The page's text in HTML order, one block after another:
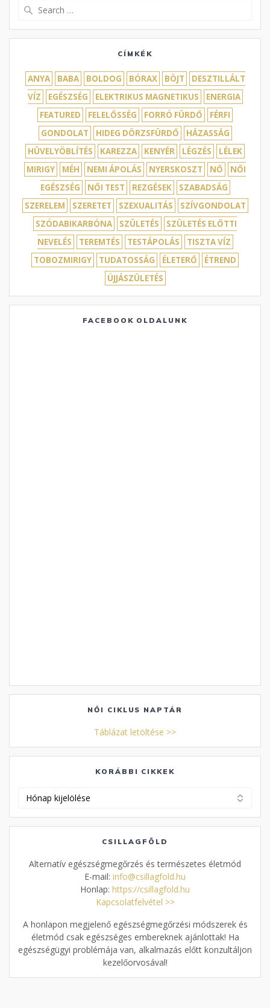
CÍMKÉK
ANYA BABA BOLDOG BÓRAX BÖJT
DESZTILLÁLT
VÍZ
EGÉSZSÉG ELEKTRIKUS MAGNETIKUS
ENERGIA
FEATURED
FELELŐSSÉG FORRÓ FÜRDŐ
FÉRFI
GONDOLAT
HIDEG DÖRZSFÜRDŐ
HÁZASSÁG
HÜVELYÖBLÍTÉS
KAREZZA KENYÉR LÉGZÉS
LÉLEK
MIRIGY
MÉH NEMI ÁPOLÁS NYERSKOSZT NŐ
NŐI
EGÉSZSÉG
NŐI TEST REZGÉSEK
SZABADSÁG
SZERELEM
SZERETET SZEXUALITÁS
SZÍVGONDOLAT
SZÓDABIKARBÓNA
SZÜLETÉS
SZÜLETÉS ELŐTTI
NEVELÉS
TEREMTÉS TESTÁPOLÁS
TISZTA VÍZ
TOBOZMIRIGY
TUDATOSSÁG ÉLETERŐ
ÉTREND
ÚJJÁSZÜLETÉS
FACEBOOK OLDALUNK
NŐI CIKLUS NAPTÁR
Táblázat letöltése >>
KORÁBBI CIKKEK
CSILLAGFÖLD
Alternatív egészségmegőrzés és természetes életmód
E-mail: info@csillagfold.hu
Honlap: https://csillagfold.hu
Kapcsolatfelvétel >>
A honlapon megjelenő egészségmegőrzési módszerek és
életmód csak egészséges embereknek ajánlottak! Ha
egészségügyi problémája van, alkalmazás előtt konzultáljon
kezelőorvosával!